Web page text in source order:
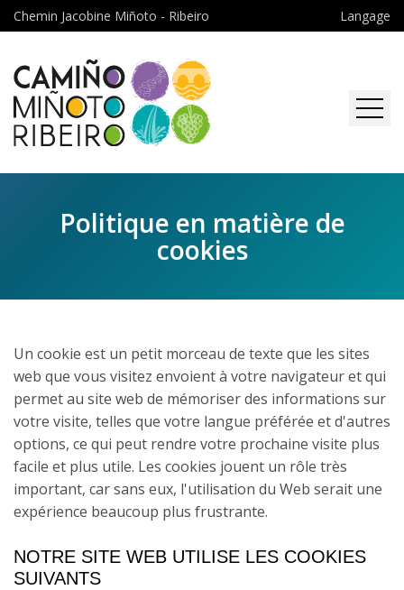
Chemin Jacobine Miñoto - Ribeiro Langage
Présentation: Chemin Miñoto
Ribeiro
02 - Lobios - Castro Leboreiro
03 - Castro Leboreiro -
Cortegada
04 - Cortegada - Ribadavia
(facile)
04 - Cortegada - Ribadavia
05 - Ribadavia - Pazos de
01 - Frieira “Padrenda” -
Cortegada
02 - Cortegada - Ribadavia
(facile)
02 - Cortegada - Ribadavia
(difficile)
De Terras de Bouro
01 - Portela do Home - Lobios
02 - Lobios - Castro Leboreiro
03 - Castro Leboreiro -
Cortegada
Téléchargements
Contact
Politique en matière de
cookies
Un cookie est un petit morceau de texte que les sites
web que vous visitez envoient à votre navigateur et qui
permet au site web de mémoriser des informations sur
votre visite, telles que votre langue préférée et d'autres
options, ce qui peut rendre votre prochaine visite plus
facile et plus utile. Les cookies jouent un rôle très
important, car sans eux, l'utilisation du Web serait une
expérience beaucoup plus frustrante.
NOTRE SITE WEB UTILISE LES COOKIES
SUIVANTS